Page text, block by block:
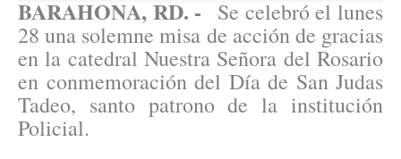
BARAHONA, RD. -
Se celebró el lunes
28 una solemne misa de acción de gracias
en la catedral Nuestra Señora del Rosario
en conmemoración del Día de San Judas
Tadeo, santo patrono de la institución
Policial.